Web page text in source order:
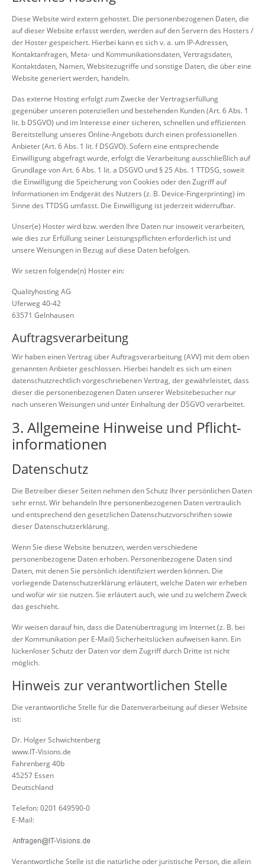
Diese Website wird extern gehostet. Die personenbezogenen Daten, die
auf dieser Website erfasst werden, werden auf den Servern des Hosters /
der Hoster gespeichert. Hierbei kann es sich v. a. um IP-Adressen,
Kontaktanfragen, Meta- und Kommunikationsdaten, Vertragsdaten,
Kontaktdaten, Namen, Websitezugriffe und sonstige Daten, die über eine
Website generiert werden, handeln.
Das externe Hosting erfolgt zum Zwecke der Vertragserfüllung
gegenüber unseren potenziellen und bestehenden Kunden (Art. 6 Abs. 1
lit. b DSGVO) und im Interesse einer sicheren, schnellen und effizienten
Bereitstellung unseres Online-Angebots durch einen professionellen
Anbieter (Art. 6 Abs. 1 lit. f DSGVO). Sofern eine entsprechende
Einwilligung abgefragt wurde, erfolgt die Verarbeitung ausschließlich auf
Grundlage von Art. 6 Abs. 1 lit. a DSGVO und § 25 Abs. 1 TTDSG, soweit
die Einwilligung die Speicherung von Cookies oder den Zugriff auf
Informationen im Endgerät des Nutzers (z. B. Device-Fingerprinting) im
Sinne des TTDSG umfasst. Die Einwilligung ist jederzeit widerrufbar.
Unser(e) Hoster wird bzw. werden Ihre Daten nur insoweit verarbeiten,
wie dies zur Erfüllung seiner Leistungspflichten erforderlich ist und
unsere Weisungen in Bezug auf diese Daten befolgen.
Wir setzen folgende(n) Hoster ein:
Qualityhosting AG
Uferweg 40-42
63571 Gelnhausen
Auftragsverarbeitung
Wir haben einen Vertrag über Auftragsverarbeitung (AVV) mit dem oben
genannten Anbieter geschlossen. Hierbei handelt es sich um einen
datenschutzrechtlich vorgeschriebenen Vertrag, der gewährleistet, dass
dieser die personenbezogenen Daten unserer Websitebesucher nur
nach unseren Weisungen und unter Einhaltung der DSGVO verarbeitet.
3. Allgemeine Hinweise und Pflicht­
informationen
Datenschutz
Die Betreiber dieser Seiten nehmen den Schutz Ihrer persönlichen Daten
sehr ernst. Wir behandeln Ihre personenbezogenen Daten vertraulich
und entsprechend den gesetzlichen Datenschutzvorschriften sowie
dieser Datenschutzerklärung.
Wenn Sie diese Website benutzen, werden verschiedene
personenbezogene Daten erhoben. Personenbezogene Daten sind
Daten, mit denen Sie persönlich identifiziert werden können. Die
vorliegende Datenschutzerklärung erläutert, welche Daten wir erheben
und wofür wir sie nutzen. Sie erläutert auch, wie und zu welchem Zweck
das geschieht.
Wir weisen darauf hin, dass die Datenübertragung im Internet (z. B. bei
der Kommunikation per E-Mail) Sicherheitslücken aufweisen kann. Ein
lückenloser Schutz der Daten vor dem Zugriff durch Dritte ist nicht
möglich.
Hinweis zur verantwortlichen Stelle
Die verantwortliche Stelle für die Datenverarbeitung auf dieser Website
ist:
Dr. Holger Schwichtenberg
www.IT-Visions.de
Fahrenberg 40b
45257 Essen
Deutschland
Telefon: 0201 649590-0
E-Mail:
Verantwortliche Stelle ist die natürliche oder juristische Person, die allein